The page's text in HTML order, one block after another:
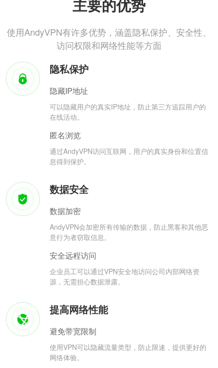
主要的优势
使用AndyVPN有许多优势，涵盖隐私保护、安全性、
访问权限和网络性能等方面
隐私保护
隐藏IP地址
可以隐藏用户的真实IP地址，防止第三方追踪用户的
在线活动。
匿名浏览
通过AndyVPN访问互联网，用户的真实身份和位置信
息得到保护。
数据安全
数据加密
AndyVPN会加密所有传输的数据，防止黑客和其他恶
意行为者窃取信息。
安全远程访问
企业员工可以通过VPN安全地访问公司内部网络资
源，无需担心数据泄露。
提高网络性能
避免带宽限制
使用VPN可以隐藏流量类型，防止限速，提供更好的
网络体验。